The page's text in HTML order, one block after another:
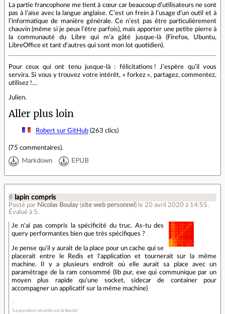
La partie francophone me tient à cœur car beaucoup d’utilisateurs ne sont
pas à l’aise avec la langue anglaise. C’est un frein à l’usage d’un outil et à
l’informatique de manière générale. Ce n’est pas être particulièrement
chauvin (même si je peux l’être parfois), mais apporter une petite pierre à
la communauté du Libre qui m’a gâté jusque‑là (Firefox, Ubuntu,
LibreOffice et tant d’autres qui sont mon lot quotidien).
Pour ceux qui ont tenu jusque‑là : félicitations ! J’espère qu’il vous
servira. Si vous y trouvez votre intérêt, « forkez », partagez, commentez,
utilisez !…
Julien.
Aller plus loin
Robert sur GitHub(263 clics)
(75 commentaires).
Markdown EPUB
# lapin compris
Posté par Nicolas Boulay (site web personnel ) le 20 avril 2020 à 14:55.
Évalué à 5.
Je n'ai pas compris la spécificité du truc. As-tu des
query performantes bien que très spécifiques ?
Je pense qu'il y aurait de la place pour un cache qui se
placerait entre le Redis et l'application et tournerait sur la même
machine. Il y a plusieurs endroit où elle aurait sa place avec un
paramétrage de la ram consommé (lib pur, exe qui communique par un
moyen plus rapide qu'une socket, sidecar de container pour
accompagner un applicatif sur la même machine)
"La première sécurité est la liberté"